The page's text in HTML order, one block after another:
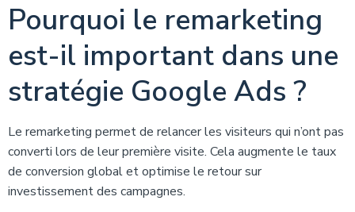
Pourquoi le remarketing
est-il important dans une
stratégie Google Ads ?
Le remarketing permet de relancer les visiteurs qui n’ont pas
converti lors de leur première visite. Cela augmente le taux
de conversion global et optimise le retour sur
investissement des campagnes.